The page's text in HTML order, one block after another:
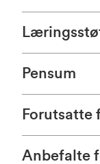
Pensum
Forutsatte
Anbefalte